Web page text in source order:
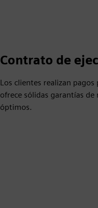
Contrato de
Los clientes realizan
ofrece sólidas garantías
óptimos.